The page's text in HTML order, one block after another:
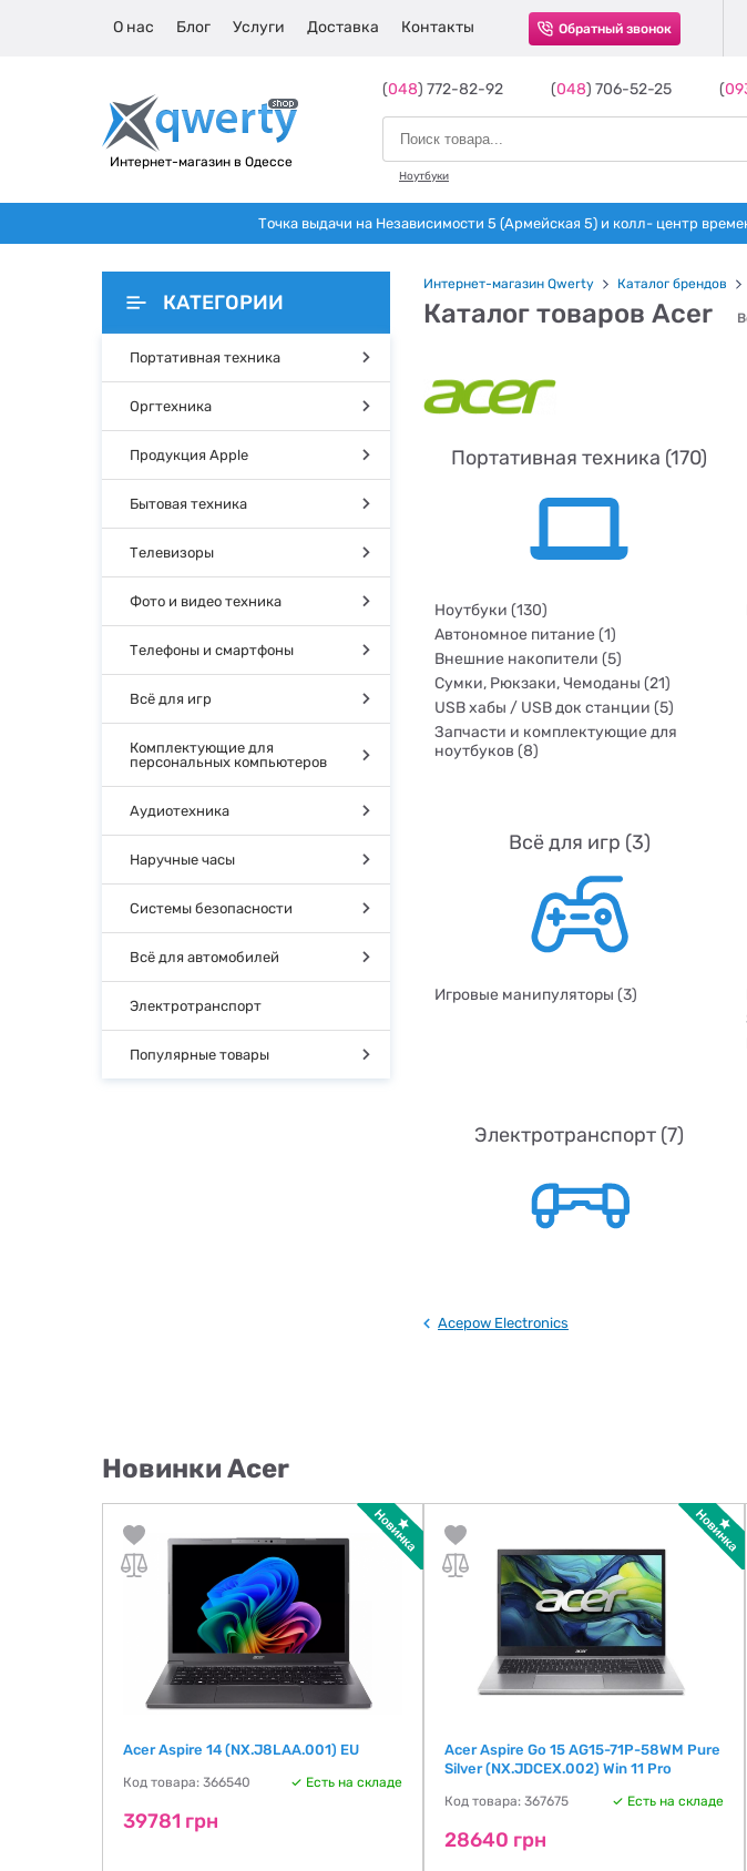
О нас Блог Услуги Доставка Контакты Обратный звонок
Интернет-магазин в Одессе
(048) 772-82-92 (048) 706-52-25 (
Ноутбуки
Точка выдачи на Независимости 5 (Армейская 5) и колл- центр
КАТЕГОРИИ
Портативная техника
Оргтехника
Продукция Apple
Бытовая техника
Телевизоры
Фото и видео техника
Телефоны и смартфоны
Всё для игр
Комплектующие для
персональных компьютеров
Аудиотехника
Наручные часы
Системы безопасности
Всё для автомобилей
Электротранспорт
Популярные товары
Интернет-магазин Qwerty Каталог брендов
Каталог товаров Acer
Портативная техника (170)
Ноутбуки (130)
Автономное питание (1)
Внешние накопители (5)
Сумки, Рюкзаки, Чемоданы (21)
USB хабы / USB док станции (5)
Запчасти и комплектующие для
ноутбуков (8)
Всё для игр (3)
Игровые манипуляторы (3)
Электротранспорт (7)
Acepow Electronics
Новинки Acer
Acer Aspire 14 (NX.J8LAA.001) EU
Код товара: 366540 Есть на складе
39781 грн
Acer Aspire Go 15 AG15-71P-58WM Pure
Silver (NX.JDCEX.002) Win 11 Pro
Код товара: 367675 Есть на складе
28640 грн